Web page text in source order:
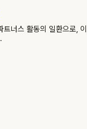
트너스 활동의 일환으로,